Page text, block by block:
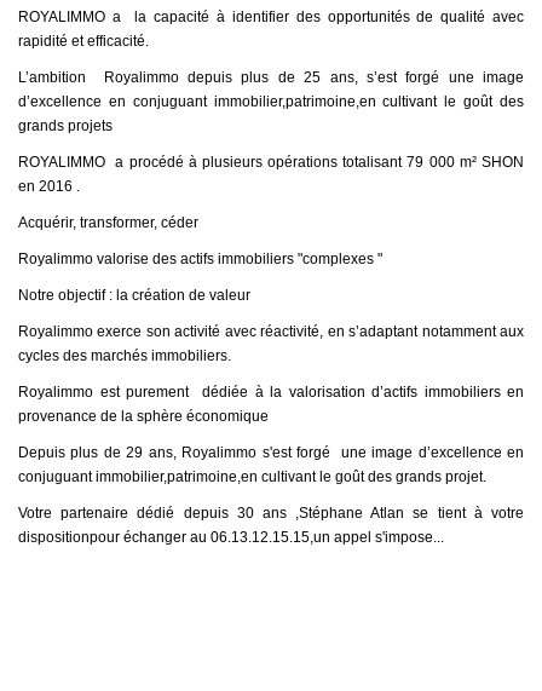
ROYALIMMO a la capacité à identifier des opportunités de qualité avec
rapidité et efficacité.
L’ambition Royalimmo depuis plus de 25 ans, s’est forgé une image
d’excellence en conjuguant immobilier,patrimoine,en cultivant le goût des
grands projets
ROYALIMMO a procédé à plusieurs opérations totalisant 79 000 m² SHON
en 2016 .
Acquérir, transformer, céder
Royalimmo valorise des actifs immobiliers "complexes "
Notre objectif : la création de valeur
Royalimmo exerce son activité avec réactivité, en s’adaptant notamment aux
cycles des marchés immobiliers.
Royalimmo est purement dédiée à la valorisation d’actifs immobiliers en
provenance de la sphère économique
Depuis plus de 29 ans, Royalimmo s'est forgé une image d’excellence en
conjuguant immobilier,patrimoine,en cultivant le goût des grands projet.
Votre partenaire dédié depuis 30 ans ,Stéphane Atlan se tient à votre
dispositionpour échanger au 06.13.12.15.15,un appel s'impose...